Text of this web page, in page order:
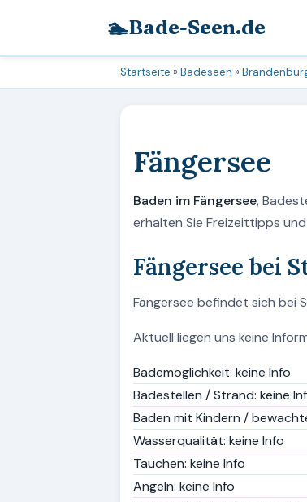
🏊Bade-Seen.de
Startseite »Badeseen »
Fängersee
Baden im Fängersee,
erhalten Sie Freizeittipps
Fängersee bei
Fängersee befindet sich bei
Aktuell liegen uns keine
Bademöglichkeit: keine Info
Badestellen / Strand: keine
Baden mit Kindern /
Wasserqualität: keine Info
Tauchen: keine Info
Angeln: keine Info